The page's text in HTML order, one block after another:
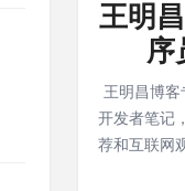
王明
序
王明昌博
开发者笔记
荐和互联网